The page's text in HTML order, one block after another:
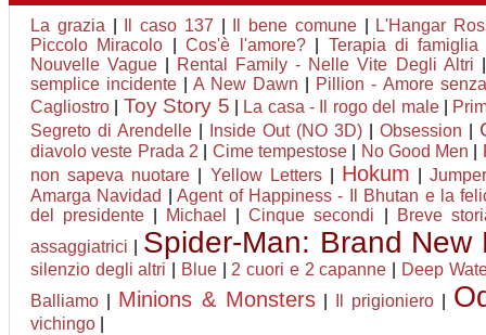
La grazia Il caso 137 Il bene comune|
L'Hangar
Piccolo Miracolo |Cos'è l'amore?| Terapia di famiglia
Nouvelle Vague
Rental Family - Nelle Vite Degli Altri
semplice incidente |A New Dawn
Pillion - Amore
Cagliostro
Toy Story 5 La casa - Il rogo del male|
Segreto di Arendelle
Inside Out (NO 3D) Obsession
diavolo veste Prada 2 Cime tempestose| No Good Men
non sapeva nuotare
Yellow Letters| Hokum |
Amarga Navidad
|Agent of Happiness - Il Bhutan e la
del presidente
Michael |Cinque secondi
Breve
assaggiatrici
Spider-Man: Brand New
silenzio degli altri Blue| 2 cuori e 2 capanne
Deep
Balliamo
Minions & Monsters Il prigioniero
vichingo